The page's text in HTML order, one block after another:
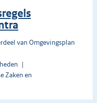
van Omgevingsplan
Zaken en